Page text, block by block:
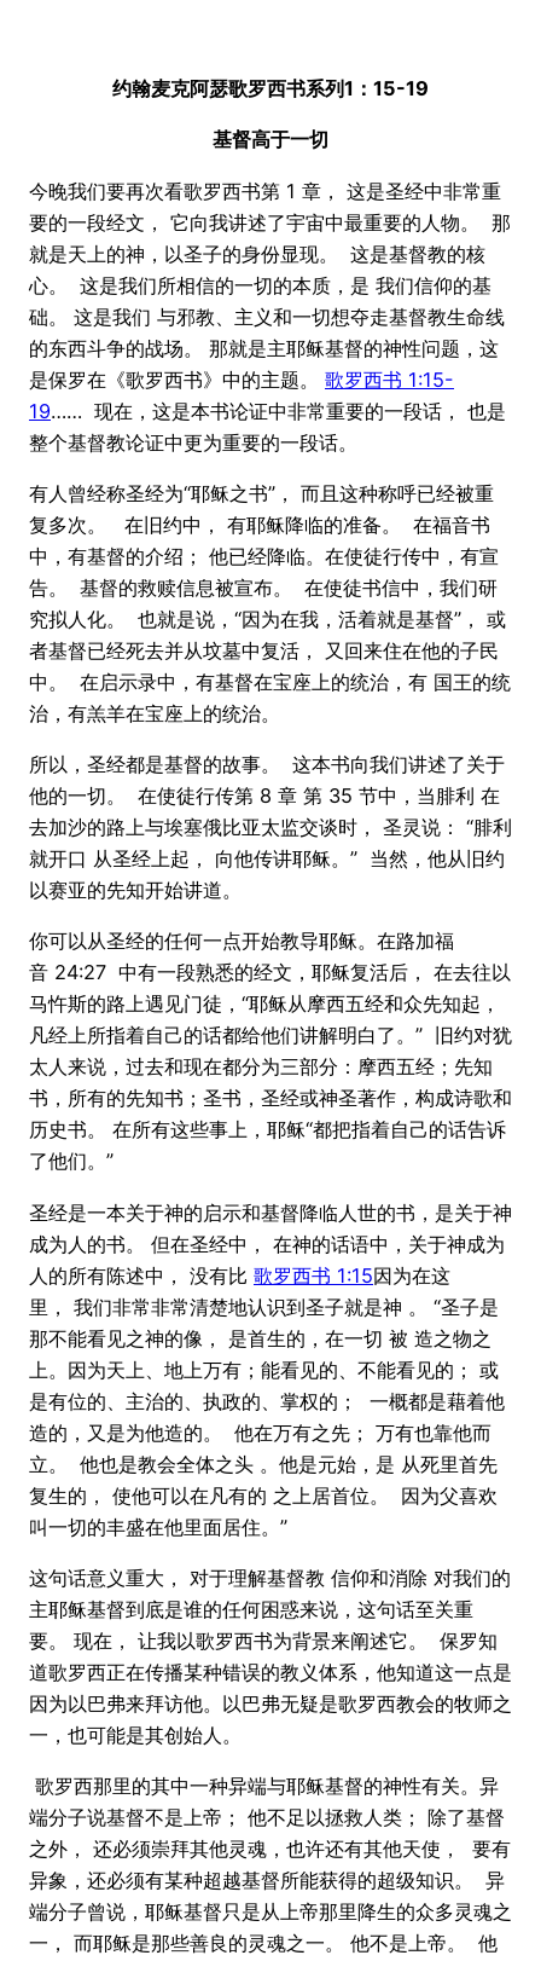
约翰麦克阿瑟歌罗西书系列1：15-19
基督高于一切
今晚我们要再次看歌罗西书第 1 章， 这是圣经中非常重
要的一段经文， 它向我讲述了宇宙中最重要的人物。 那
就是天上的神，以圣子的身份显现。 这是基督教的核
心。 这是我们所相信的一切的本质，是 我们信仰的基
础。 这是我们 与邪教、主义和一切想夺走基督教生命线
的东西斗争的战场。 那就是主耶稣基督的神性问题，这
是保罗在《歌罗西书》中的主题。 歌罗西书 1:15-
19…… 现在，这是本书论证中非常重要的一段话， 也是
整个基督教论证中更为重要的一段话。
有人曾经称圣经为“耶稣之书”， 而且这种称呼已经被重
复多次。 在旧约中， 有耶稣降临的准备。 在福音书
中，有基督的介绍； 他已经降临。在使徒行传中，有宣
告。 基督的救赎信息被宣布。 在使徒书信中，我们研
究拟人化。 也就是说，“因为在我，活着就是基督”， 或
者基督已经死去并从坟墓中复活， 又回来住在他的子民
中。 在启示录中，有基督在宝座上的统治，有 国王的统
治，有羔羊在宝座上的统治。
所以，圣经都是基督的故事。 这本书向我们讲述了关于
他的一切。 在使徒行传第 8 章 第 35 节中，当腓利 在
去加沙的路上与埃塞俄比亚太监交谈时， 圣灵说： “腓利
就开口 从圣经上起， 向他传讲耶稣。” 当然，他从旧约
以赛亚的先知开始讲道。
你可以从圣经的任何一点开始教导耶稣。在路加福
音 24:27 中有一段熟悉的经文，耶稣复活后， 在去往以
马忤斯的路上遇见门徒，“耶稣从摩西五经和众先知起，
凡经上所指着自己的话都给他们讲解明白了。” 旧约对犹
太人来说，过去和现在都分为三部分：摩西五经；先知
书，所有的先知书；圣书，圣经或神圣著作，构成诗歌和
历史书。 在所有这些事上，耶稣“都把指着自己的话告诉
了他们。”
圣经是一本关于神的启示和基督降临人世的书，是关于神
成为人的书。 但在圣经中， 在神的话语中，关于神成为
人的所有陈述中， 没有比 歌罗西书 1:15因为在这
里， 我们非常非常清楚地认识到圣子就是神 。 “圣子是
那不能看见之神的像， 是首生的，在一切 被 造之物之
上。因为天上、地上万有；能看见的、不能看见的； 或
是有位的、主治的、执政的、掌权的； 一概都是藉着他
造的，又是为他造的。 他在万有之先； 万有也靠他而
立。 他也是教会全体之头 。他是元始，是 从死里首先
复生的， 使他可以在凡有的 之上居首位。 因为父喜欢
叫一切的丰盛在他里面居住。”
这句话意义重大， 对于理解基督教 信仰和消除 对我们的
主耶稣基督到底是谁的任何困惑来说，这句话至关重
要。 现在， 让我以歌罗西书为背景来阐述它。 保罗知
道歌罗西正在传播某种错误的教义体系，他知道这一点是
因为以巴弗来拜访他。以巴弗无疑是歌罗西教会的牧师之
一，也可能是其创始人。
歌罗西那里的其中一种异端与耶稣基督的神性有关。异
端分子说基督不是上帝； 他不足以拯救人类； 除了基督
之外， 还必须崇拜其他灵魂，也许还有其他天使， 要有
异象，还必须有某种超越基督所能获得的超级知识。 异
端分子曾说，耶稣基督只是从上帝那里降生的众多灵魂之
一， 而耶稣是那些善良的灵魂之一。 他不是上帝。 他